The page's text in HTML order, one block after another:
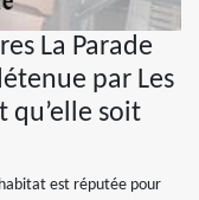
La Parade
par Les
qu’elle soit
est réputée pour